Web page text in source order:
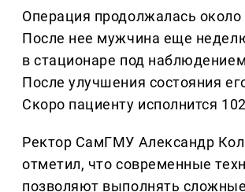
Операция продолжалась около
После нее мужчина еще
в стационаре под
После улучшения состояния
Скоро пациенту исполнится
Ректор СамГМУ Александр
отметил, что современные
позволяют выполнять